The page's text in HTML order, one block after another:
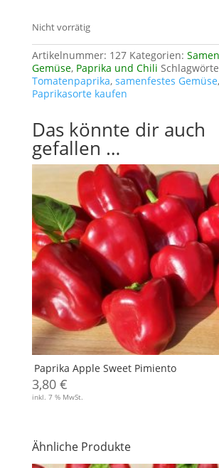
Nicht vorrätig
Artikelnummer: 127 Kategorien:
Gemüse, Paprika und Chili
Tomatenpaprika, samenfestes Gemüse,
Paprikasorte kaufen
Das könnte dir auch
gefallen …
Paprika Apple Sweet Pimiento
3,80 €
inkl. 7 % MwSt.
Ähnliche Produkte